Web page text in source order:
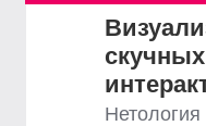
Нетология